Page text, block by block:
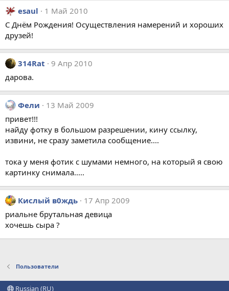
esaul
1 Май 2010
С Днём Рождения! Осуществления намерений и хороших
друзей!
314Rat
9 Апр 2010
дарова.
Фели
13 Май 2009
привет!!!
найду фотку в большом разрешении, кину ссылку,
извини, не сразу заметила сообщение....
тока у меня фотик с шумами немного, на который я свою
картинку снимала.....
Кислый в0ждь
17 Апр 2009
риальне брутальная девица
хочешь сыра ?
Пользователи
Russian (RU)